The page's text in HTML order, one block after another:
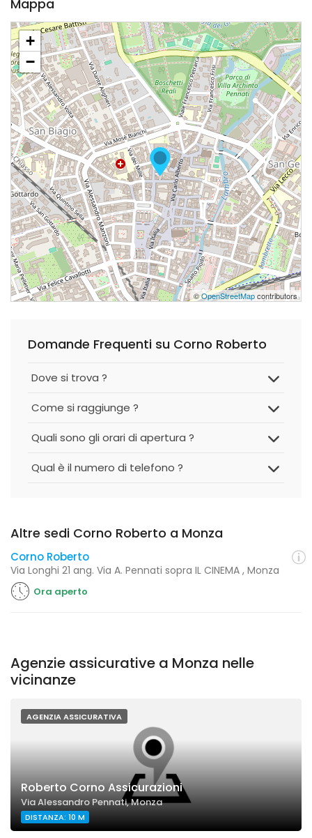
Mappa
+
−
©OpenStreetMapcontributors
Domande Frequenti su Corno Roberto
Dove si trova ?
Come si raggiunge ?
Quali sono gli orari di apertura ?
Qual è il numero di telefono ?
Altre sedi Corno Roberto a Monza
Corno Roberto
Via Longhi 21 ang. Via A. Pennati sopra IL CINEMA , Monza
Ora aperto
Agenzie assicurative a Monza nelle
vicinanze
AGENZIA ASSICURATIVA
Roberto Corno Assicurazioni
Via Alessandro Pennati, Monza
DISTANZA: 10 M